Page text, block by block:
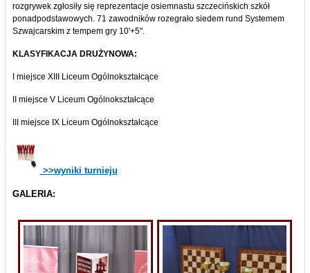
rozgrywek zgłosiły się reprezentacje osiemnastu szczecińskich szkół
ponadpodstawowych. 71 zawodników rozegrało siedem rund Systemem
Szwajcarskim z tempem gry 10'+5".
KLASYFIKACJA DRUŻYNOWA:
I miejsce XIII Liceum Ogólnokształcące
II miejsce V Liceum Ogólnokształcące
III miejsce IX Liceum Ogólnokształcące
>>wyniki turnieju
GALERIA: